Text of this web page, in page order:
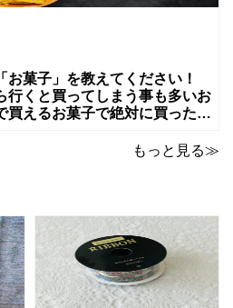
お菓子」を教えてください！
行くと買ってしまう事も多いお
買えるお菓子で絶対に買った方
もっと見る≫